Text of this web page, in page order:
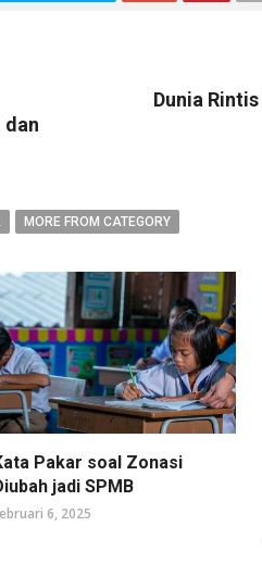
dan
Dunia
MORE FROM CATEGORY
Pakar soal Zonasi
jadi SPMB
6, 2025